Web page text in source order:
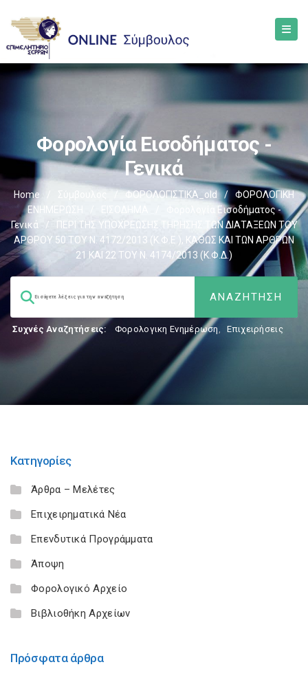
Φορολογία Εισοδήματος -
Γενικά
Home Σύμβουλος / ΦΟΡΟΛΟΓΙΣΤΙΚΑ_old /
ΦΟΡΟΛΟΓΙΚΗ
ΕΝΗΜΕΡΩΣΗ
Φορολογία Εισοδήματος -
Γενικά
/
ΠΕΡΙ ΤΗΣ ΥΠΟΧΡΕΩΣΗΣ ΤΗΡΗΣΗΣ ΤΩΝ ΔΙΑΤΑΞΕΩΝ ΤΟΥ
ΑΡΘΡΟΥ 50 ΤΟΥ Ν. 4172/2013 (Κ.Φ.Ε.), ΚΑΘΩΣ ΚΑΙ ΤΩΝ ΑΡΘΡΩΝ
21 ΚΑΙ 22 ΤΟΥ Ν. 4174/2013 (Κ.Φ.Δ.)
Συχνές Αναζητήσεις: Φορολογικη Ενημέρωση, Επιχειρήσεις
Κατηγορίες
Άρθρα – Μελέτες
Επιχειρηματικά Νέα
Επενδυτικά Προγράμματα
Άποψη
Φορολογικό Αρχείο
Βιβλιοθήκη Αρχείων
Πρόσφατα άρθρα